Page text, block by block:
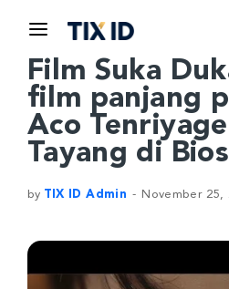
Film Suka
film panjang
Aco
Tayang di
by TIX ID Admin November 25,